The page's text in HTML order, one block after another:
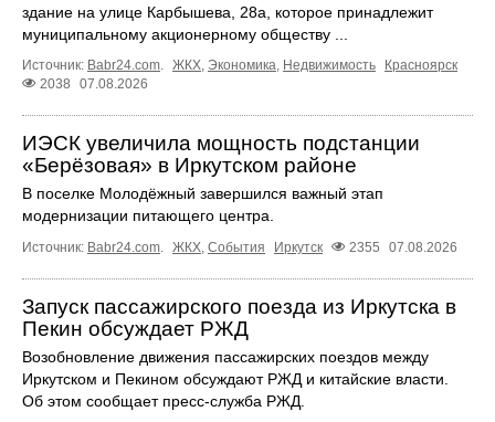
здание на улице Карбышева, 28а, которое принадлежит
муниципальному акционерному обществу ...
Источник: Babr24.com ЖКХ Экономика Недвижимость
Красноярск
2038
07.08.2026
ИЭСК увеличила мощность подстанции
«Берёзовая» в Иркутском районе
В поселке Молодёжный завершился важный этап
модернизации питающего центра.
Источник: Babr24.com ЖКХ События Иркутск 2355 07.08.2026
Запуск пассажирского поезда из Иркутска в
Пекин обсуждает РЖД
Возобновление движения пассажирских поездов между
Иркутском и Пекином обсуждают РЖД и китайские власти.
Об этом сообщает пресс‑служба РЖД.